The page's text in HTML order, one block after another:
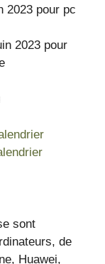
sont
de
Huawei,